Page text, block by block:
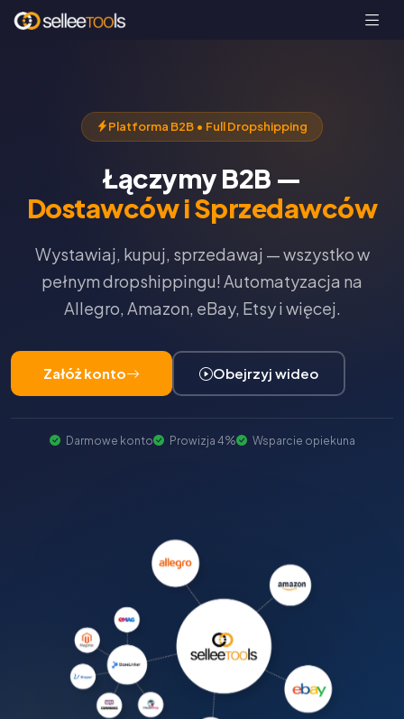
Platforma B2B • Full Dropshipping
Łączymy B2B —
Dostawców i Sprzedawców
Wystawiaj, kupuj, sprzedawaj — wszystko w
pełnym dropshippingu! Automatyzacja na
Allegro, Amazon, eBay, Etsy i więcej.
Załóż konto Obejrzyj wideo
Darmowe konto Prowizja 4% Wsparcie opiekuna